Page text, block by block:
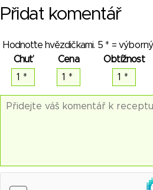
Přidat komentář
Hodnoťte hvězdičkami. 5 * = výborný
Chuť
Cena Obtížnost